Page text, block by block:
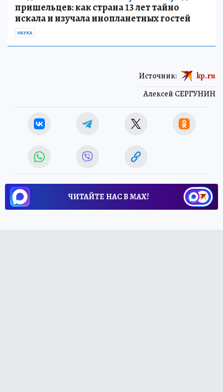
пришельцев: как страна 13 лет тайно
искала и изучала инопланетных гостей
НАУКА
Алексей СЕРГУНИН
Источник: kp.ru
ЧИТАЙТЕ НАС В МАХ!